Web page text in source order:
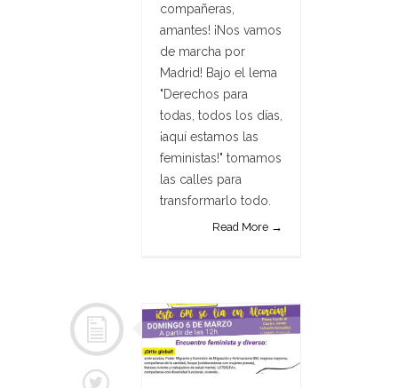
compañeras,
amantes! ¡Nos vamos
de marcha por
Madrid! Bajo el lema
"Derechos para
todas, todos los días,
¡aquí estamos las
feministas!" tomamos
las calles para
transformarlo todo.
Read More →